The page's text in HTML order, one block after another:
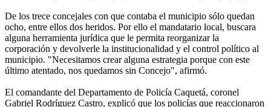
De los trece concejales con que contaba el municipio sólo quedan
ocho, entre ellos dos heridos. Por ello el mandatario local, buscara
alguna herramienta jurídica que le permita reorganizar la
corporación y devolverle la institucionalidad y el control político al
municipio. "Necesitamos crear alguna estrategia porque con este
último atentado, nos quedamos sin Concejo", afirmó.
El comandante del Departamento de Policía Caquetá, coronel
Gabriel Rodríguez Castro, explicó que los policías que reaccionaron